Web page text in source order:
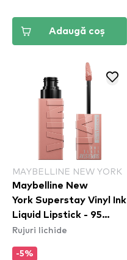
Adaugă coș
MAYBELLINE NEW YORK
Maybelline New
York Superstay Vinyl Ink
Liquid Lipstick - 95
Captivated
Rujuri lichide
-5%